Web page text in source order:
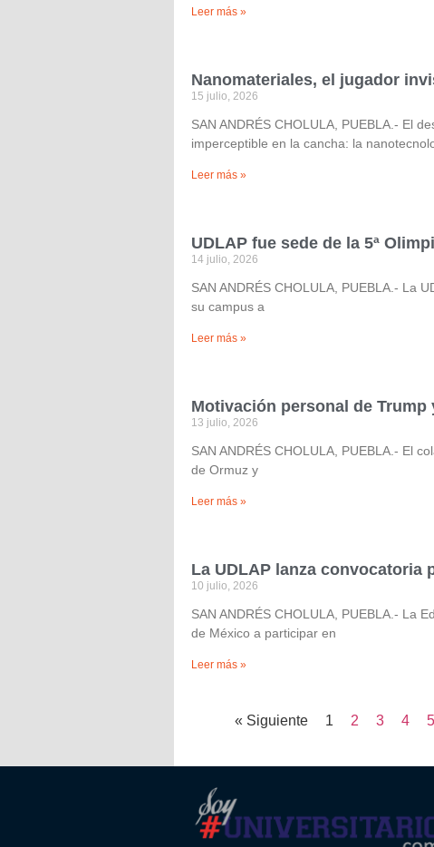
Leer más »
Nanomateriales, el jugador
15 julio, 2026
SAN ANDRÉS CHOLULA, PUEBLA.- El
imperceptible en la cancha: la
Leer más »
UDLAP fue sede de la 5ª
14 julio, 2026
SAN ANDRÉS CHOLULA, PUEBLA.- La
su campus a
Leer más »
Motivación personal de
13 julio, 2026
SAN ANDRÉS CHOLULA, PUEBLA.- El
de Ormuz y
Leer más »
La UDLAP lanza convocatoria
10 julio, 2026
SAN ANDRÉS CHOLULA, PUEBLA.- La
de México a participar en
Leer más »
« Siguiente 1 2 3 4 5